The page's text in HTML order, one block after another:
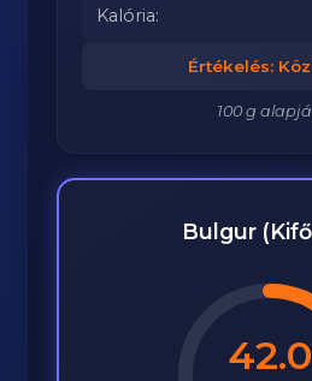
Kalória:
Értékelés:
100 g
Bulgur
42.0